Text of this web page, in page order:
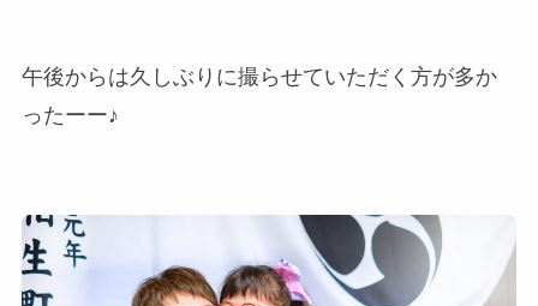
午後からは久しぶりに撮らせていただく方が多か
ったーー♪